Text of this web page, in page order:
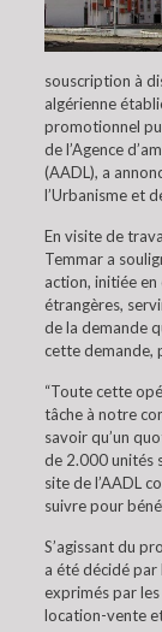
souscription à
algérienne
promotionnel
de l’Agence
(AADL), a
l’Urbanisme et
En visite de
Temmar a
action, initiée
étrangères,
de la demande
cette demande,
“Toute cette
tâche à notre
savoir qu’un
de 2.000 unités
site de l’AADL
suivre pour
S’agissant du
a été décidé
exprimés par
location-vente